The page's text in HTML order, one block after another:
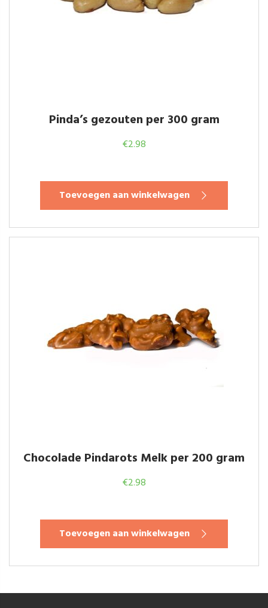
Pinda’s gezouten per 300 gram
€2.98
Toevoegen aan winkelwagen
Chocolade Pindarots Melk per 200 gram
€2.98
Toevoegen aan winkelwagen